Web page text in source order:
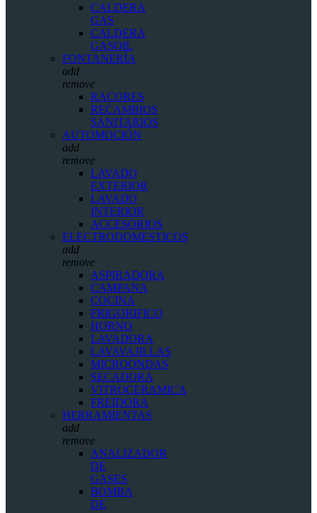
CALDERA
GAS
CALDERA
GASOIL
FONTANERÍA
add
remove
RACORES
RECAMBIOS
SANITARIOS
AUTOMOCIÓN
add
remove
LAVADO
EXTERIOR
LAVADO
INTERIOR
ACCESORIOS
ELECTRODOMESTICOS
add
remove
ASPIRADORA
CAMPANA
COCINA
FRIGORIFICO
HORNO
LAVADORA
LAVAVAJILLAS
MICROONDAS
SECADORA
VITROCERAMICA
FREIDORA
HERRAMIENTAS
add
remove
ANALIZADOR
DE
GASES
BOMBA
DE